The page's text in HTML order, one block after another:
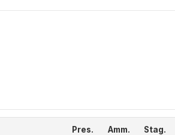
Pres. Amm. Stag.